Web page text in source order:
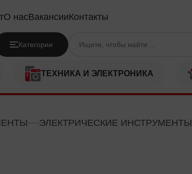
О насВакансииКонтакты
Категории
ТЕХНИКА И ЭЛЕКТРОНИКА
ЭЛЕКТРИЧЕСКИЕ ИНСТРУМЕНТЫ